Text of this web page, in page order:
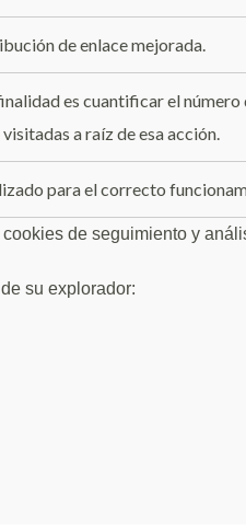
de enlace mejorada.
es cuantificar el
visitadas a raíz de esa acción.
para el correcto
de seguimiento y
su explorador: